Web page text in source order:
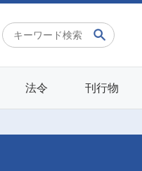
法令 刊行物